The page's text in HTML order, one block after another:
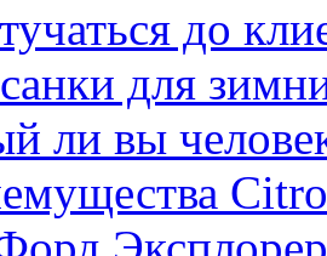
до
для
ли вы